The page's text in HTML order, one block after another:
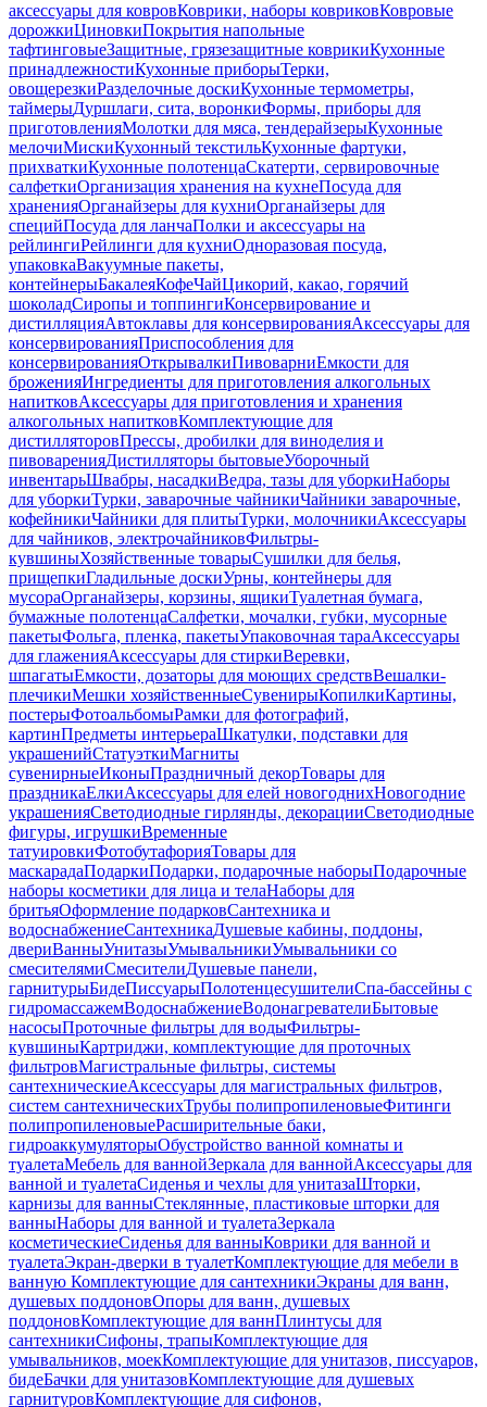
аксессуары для ковровКоврики, наборы ковриковКовровые
дорожкиЦиновкиПокрытия напольные
тафтинговыеЗащитные, грязезащитные коврикиКухонные
принадлежностиКухонные приборыТерки,
овощерезкиРазделочные доскиКухонные термометры,
таймерыДуршлаги, сита, воронкиФормы, приборы для
приготовленияМолотки для мяса, тендерайзерыКухонные
мелочиМискиКухонный текстильКухонные фартуки,
прихваткиКухонные полотенцаСкатерти, сервировочные
салфеткиОрганизация хранения на кухнеПосуда для
храненияОрганайзеры для кухниОрганайзеры для
специйПосуда для ланчаПолки и аксессуары на
рейлингиРейлинги для кухниОдноразовая посуда,
упаковкаВакуумные пакеты,
контейнерыБакалеяКофеЧайЦикорий, какао, горячий
шоколадСиропы и топпингиКонсервирование и
дистилляцияАвтоклавы для консервированияАксессуары для
консервированияПриспособления для
консервированияОткрывалкиПивоварниЕмкости для
броженияИнгредиенты для приготовления алкогольных
напитковАксессуары для приготовления и хранения
алкогольных напитковКомплектующие для
дистилляторовПрессы, дробилки для виноделия и
пивоваренияДистилляторы бытовыеУборочный
инвентарьШвабры, насадкиВедра, тазы для уборкиНаборы
для уборкиТурки, заварочные чайникиЧайники заварочные,
кофейникиЧайники для плитыТурки, молочникиАксессуары
для чайников, электрочайниковФильтры-
кувшиныХозяйственные товарыСушилки для белья,
прищепкиГладильные доскиУрны, контейнеры для
мусораОрганайзеры, корзины, ящикиТуалетная бумага,
бумажные полотенцаСалфетки, мочалки, губки, мусорные
пакетыФольга, пленка, пакетыУпаковочная тараАксессуары
для глаженияАксессуары для стиркиВеревки,
шпагатыЕмкости, дозаторы для моющих средствВешалки-
плечикиМешки хозяйственныеСувенирыКопилкиКартины,
постерыФотоальбомыРамки для фотографий,
картинПредметы интерьераШкатулки, подставки для
украшенийСтатуэткиМагниты
сувенирныеИконыПраздничный декорТовары для
праздникаЕлкиАксессуары для елей новогоднихНовогодние
украшенияСветодиодные гирлянды, декорацииСветодиодные
фигуры, игрушкиВременные
татуировкиФотобутафорияТовары для
маскарадаПодаркиПодарки, подарочные наборыПодарочные
наборы косметики для лица и телаНаборы для
бритьяОформление подарковСантехника и
водоснабжениеСантехникаДушевые кабины, поддоны,
двериВанныУнитазыУмывальникиУмывальники со
смесителямиСмесителиДушевые панели,
гарнитурыБидеПиссуарыПолотенцесушителиСпа-бассейны с
гидромассажемВодоснабжениеВодонагревателиБытовые
насосыПроточные фильтры для водыФильтры-
кувшиныКартриджи, комплектующие для проточных
фильтровМагистральные фильтры, системы
сантехническиеАксессуары для магистральных фильтров,
систем сантехническихТрубы полипропиленовыеФитинги
полипропиленовыеРасширительные баки,
гидроаккумуляторыОбустройство ванной комнаты и
туалетаМебель для ваннойЗеркала для ваннойАксессуары для
ванной и туалетаСиденья и чехлы для унитазаШторки,
карнизы для ванныСтеклянные, пластиковые шторки для
ванныНаборы для ванной и туалетаЗеркала
косметическиеСиденья для ванныКоврики для ванной и
туалетаЭкран-дверки в туалетКомплектующие для мебели в
ванную Комплектующие для сантехникиЭкраны для ванн,
душевых поддоновОпоры для ванн, душевых
поддоновКомплектующие для ваннПлинтусы для
сантехникиСифоны, трапыКомплектующие для
умывальников, моекКомплектующие для унитазов, писсуаров,
бидеБачки для унитазовКомплектующие для душевых
гарнитуровКомплектующие для сифонов,